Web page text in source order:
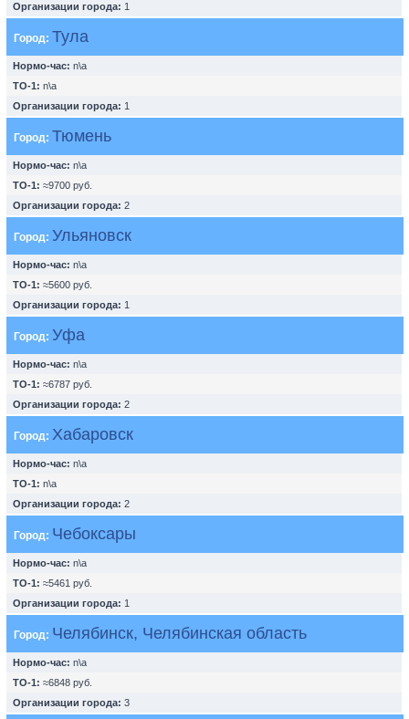
Организации города: 1
Город: Тула
Нормо-час: n\a
ТО-1: n\a
Организации города: 1
Город: Тюмень
Нормо-час: n\a
ТО-1: ≈9700 руб.
Организации города: 2
Город: Ульяновск
Нормо-час: n\a
ТО-1: ≈5600 руб.
Организации города: 1
Город: Уфа
Нормо-час: n\a
ТО-1: ≈6787 руб.
Организации города: 2
Город: Хабаровск
Нормо-час: n\a
ТО-1: n\a
Организации города: 2
Город: Чебоксары
Нормо-час: n\a
ТО-1: ≈5461 руб.
Организации города: 1
Город: Челябинск, Челябинская область
Нормо-час: n\a
ТО-1: ≈6848 руб.
Организации города: 3